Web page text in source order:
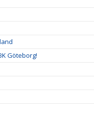
Göteborg!